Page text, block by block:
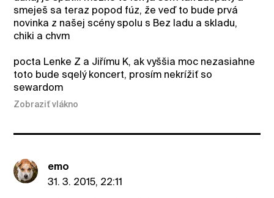
smeješ sa teraz popod fúz, že veď to bude prvá
novinka z našej scény spolu s Bez ladu a skladu,
chiki a chvm
pocta Lenke Z a Jiřímu K, ak vyššia moc nezasiahne
toto bude sqelý koncert, prosím nekrížiť so
sewardom
Zobraziť vlákno
emo
31. 3. 2015, 22:11